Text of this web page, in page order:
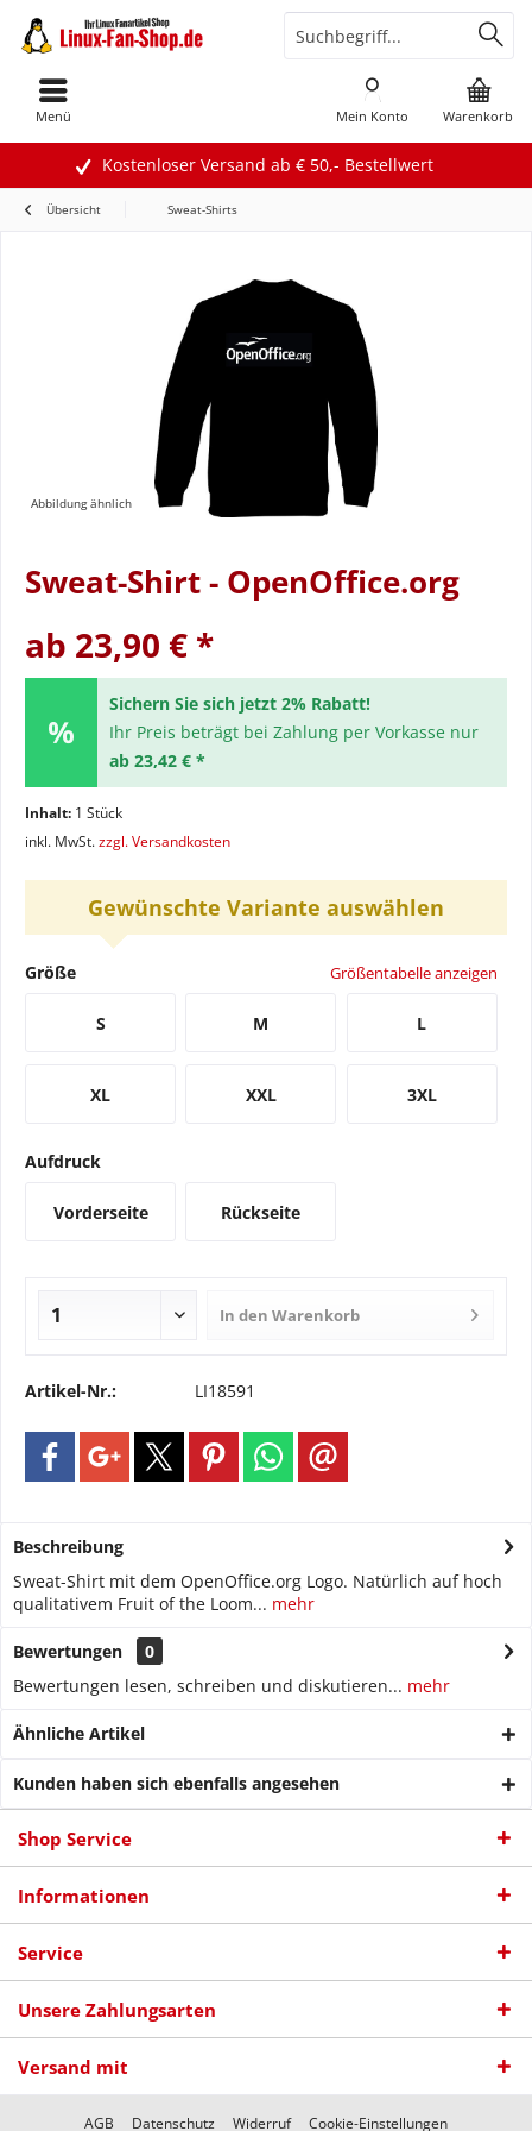
Kostenloser Versand ab € 50,- Bestellwert
Warenkorb
Mein Konto
Menü
Übersicht Sweat-Shirts
Abbildung ähnlich
Sweat-Shirt - OpenOffice.org
ab 23,90 € *
Sichern Sie sich jetzt 2% Rabatt!
Ihr Preis beträgt bei Zahlung per Vorkasse nur
ab 23,42 € *
Inhalt: 1 Stück
inkl. MwSt.zzgl. Versandkosten
Gewünschte Variante auswählen
Größe Größentabelle anzeigen
S M L
XL XXL 3XL
Aufdruck
Vorderseite Rückseite
In den Warenkorb
Artikel-Nr.: LI18591
Beschreibung
Sweat-Shirt mit dem OpenOffice.org Logo. Natürlich auf hoch
qualitativem Fruit of the Loom... mehr
Bewertungen
0
Bewertungen lesen, schreiben und diskutieren... mehr
Ähnliche Artikel
Kunden haben sich ebenfalls angesehen
Shop Service
Informationen
Service
Unsere Zahlungsarten
Versand mit
AGB Datenschutz Widerruf Cookie-Einstellungen